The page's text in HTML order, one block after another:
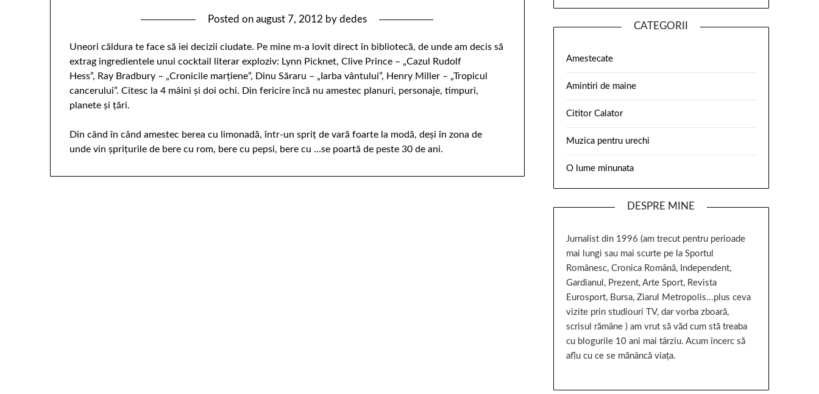
Posted on august 7, 2012 by dedes
Uneori căldura te face să iei decizii ciudate. Pe mine m-a lovit direct în bibliotecă, de unde am decis să
extrag ingredientele unui cocktail literar exploziv: Lynn Picknet, Clive Prince – „Cazul Rudolf
Hess”, Ray Bradbury – „Cronicile marţiene”, Dinu Săraru – „Iarba vântului”, Henry Miller – „Tropicul
cancerului”. Citesc la 4 mâini şi doi ochi. Din fericire încă nu amestec planuri, personaje, timpuri,
planete şi ţări.
Din când în când amestec berea cu limonadă, într-un spriţ de vară foarte la modă, deşi în zona de
unde vin şpriţurile de bere cu rom, bere cu pepsi, bere cu …se poartă de peste 30 de ani.
CATEGORII
Amestecate
Amintiri de maine
Cititor Calator
Muzica pentru urechi
O lume minunata
DESPRE MINE
Jurnalist din 1996 (am trecut pentru perioade
mai lungi sau mai scurte pe la Sportul
Românesc, Cronica Română, Independent,
Gardianul, Prezent, Arte Sport, Revista
Eurosport, Bursa, Ziarul Metropolis...plus ceva
vizite prin studiouri TV, dar vorba zboară,
scrisul rămâne ) am vrut să văd cum stă treaba
cu blogurile 10 ani mai târziu. Acum încerc să
aflu cu ce se mănâncă viața.